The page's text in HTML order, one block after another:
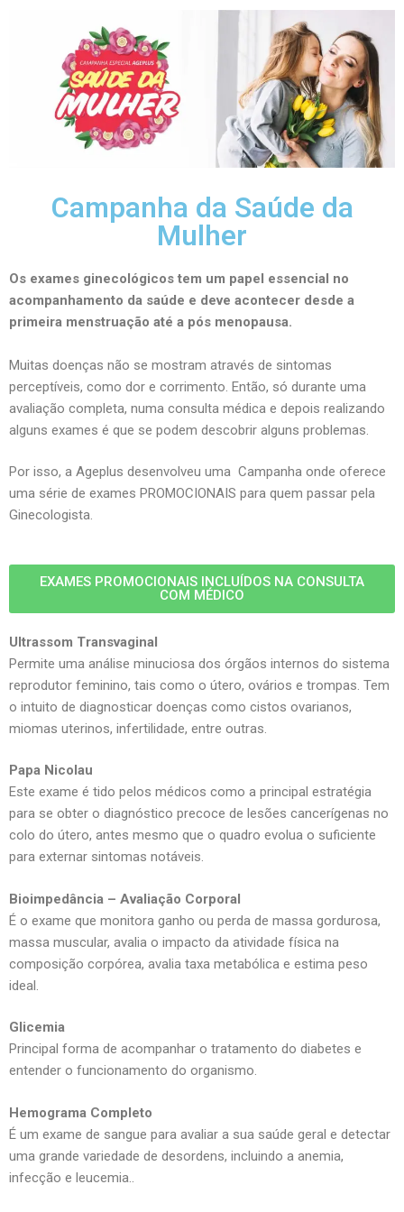
Campanha da Saúde da
Mulher
Os exames ginecológicos tem um papel essencial no
acompanhamento da saúde e deve acontecer desde a
primeira menstruação até a pós menopausa.
Muitas doenças não se mostram através de sintomas
perceptíveis, como dor e corrimento. Então, só durante uma
avaliação completa, numa consulta médica e depois realizando
alguns exames é que se podem descobrir alguns problemas.
Por isso, a Ageplus desenvolveu uma Campanha onde oferece
uma série de exames PROMOCIONAIS para quem passar pela
Ginecologista.
EXAMES PROMOCIONAIS INCLUÍDOS NA CONSULTA
COM MÉDICO
Ultrassom Transvaginal
Permite uma análise minuciosa dos órgãos internos do sistema
reprodutor feminino, tais como o útero, ovários e trompas. Tem
o intuito de diagnosticar doenças como cistos ovarianos,
miomas uterinos, infertilidade, entre outras.
Papa Nicolau
Este exame é tido pelos médicos como a principal estratégia
para se obter o diagnóstico precoce de lesões cancerígenas no
colo do útero, antes mesmo que o quadro evolua o suficiente
para externar sintomas notáveis.
Bioimpedância – Avaliação Corporal
É o exame que monitora ganho ou perda de massa gordurosa,
massa muscular, avalia o impacto da atividade física na
composição corpórea, avalia taxa metabólica e estima peso
ideal.
Glicemia
Principal forma de acompanhar o tratamento do diabetes e
entender o funcionamento do organismo.
Hemograma Completo
É um exame de sangue para avaliar a sua saúde geral e detectar
uma grande variedade de desordens, incluindo a anemia,
infecção e leucemia..